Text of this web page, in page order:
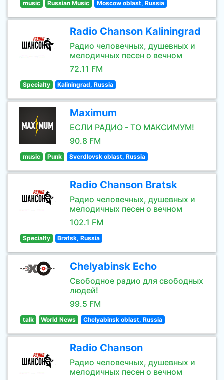
music Russian Music Moscow oblast, Russia
Radio Chanson Kaliningrad
Радио человечных, душевных и
мелодичных песен о вечном
72.11 FM
Specialty Kaliningrad, Russia
Maximum
ЕСЛИ РАДИО - ТО МАКСИМУМ!
90.8 FM
music Punk Sverdlovsk oblast, Russia
Radio Chanson Bratsk
Радио человечных, душевных и
мелодичных песен о вечном
102.1 FM
Specialty Bratsk, Russia
Chelyabinsk Echo
Свободное радио для свободных
людей!
99.5 FM
talk World News Chelyabinsk oblast, Russia
Radio Chanson
Радио человечных, душевных и
мелодичных песен о вечном